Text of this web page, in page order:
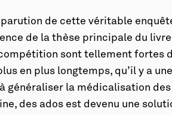
parution de cette véritable
de la thèse principale du
sont tellement fortes
en plus longtemps, qu’il y a
généraliser la médicalisation
des ados est devenu une